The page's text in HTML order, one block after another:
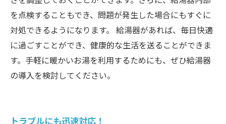
を点検することもでき、問題が発生した場合にもすぐに
対処できるようになります。 給湯器があれば、毎日快適
に過ごすことができ、健康的な生活を送ることができま
す。手軽に暖かいお湯を利用するためにも、ぜひ給湯器
の導入を検討してください。
トラブルにも迅速対応！